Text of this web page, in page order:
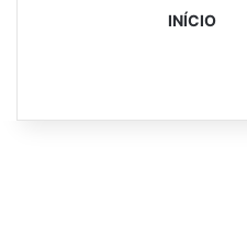
INÍCIO